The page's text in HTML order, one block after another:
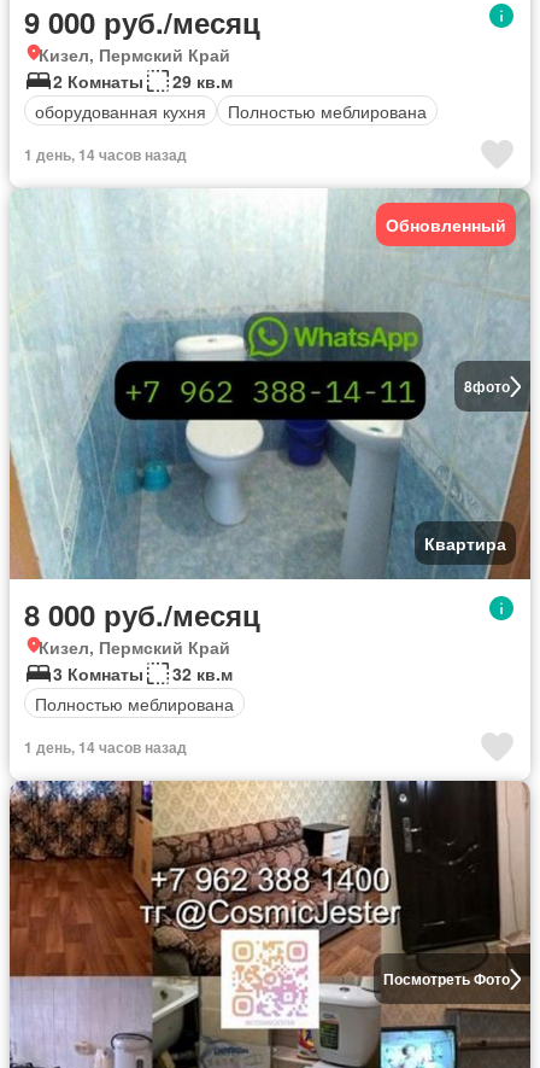
9 000 руб./месяц
Кизел, Пермский Край
2 Комнаты
29 кв.м
оборудованная кухня
Полностью меблирована
1 день, 14 часов назад
8фото
Обновленный
Квартира
8 000 руб./месяц
Кизел, Пермский Край
3 Комнаты
32 кв.м
Полностью меблирована
1 день, 14 часов назад
Посмотреть Фото